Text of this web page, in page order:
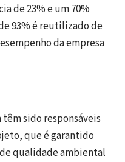
de 23% e um 70%
93% é reutilizado de
da empresa
sido responsáveis
que é garantido
de qualidade ambiental